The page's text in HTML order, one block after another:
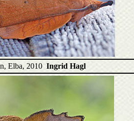
Elba, 2010 Ingrid Hagl